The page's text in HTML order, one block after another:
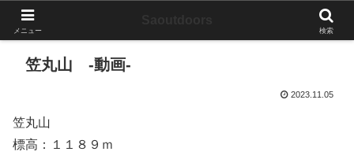
笠丸山 -動画-
2023.11.05
笠丸山
標高：１１８９ｍ
メニュー 検索